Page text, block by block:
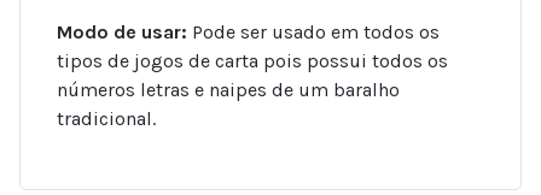
Modo de usar: Pode ser usado em todos os
tipos de jogos de carta pois possui todos os
números letras e naipes de um baralho
tradicional.